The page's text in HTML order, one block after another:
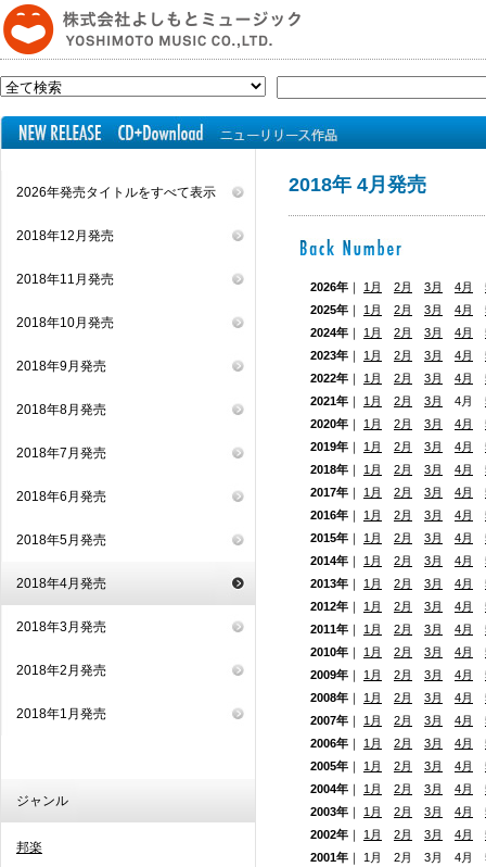
2026年発売タイトルをすべて表示
2018年12月発売
2018年11月発売
2018年10月発売
2018年9月発売
2018年8月発売
2018年7月発売
2018年6月発売
2018年5月発売
2018年4月発売
2018年3月発売
2018年2月発売
2018年1月発売
ジャンル
邦楽
2018年 4月発売
2026年 ｜ 1月 2月 3月 4月
2025年 ｜ 1月 2月 3月 4月
2024年 ｜ 1月 2月 3月 4月
2023年 ｜ 1月 2月 3月 4月
2022年 ｜ 1月 2月 3月 4月
2021年 ｜ 1月 2月 3月 4月
2020年 ｜ 1月 2月 3月 4月
2019年 ｜ 1月 2月 3月 4月
2018年 ｜ 1月 2月 3月 4月
2017年 ｜ 1月 2月 3月 4月
2016年 ｜ 1月 2月 3月 4月
2015年 ｜ 1月 2月 3月 4月
2014年 ｜ 1月 2月 3月 4月
2013年 ｜ 1月 2月 3月 4月
2012年 ｜ 1月 2月 3月 4月
2011年 ｜ 1月 2月 3月 4月
2010年 ｜ 1月 2月 3月 4月
2009年 ｜ 1月 2月 3月 4月
2008年 ｜ 1月 2月 3月 4月
2007年 ｜ 1月 2月 3月 4月
2006年 ｜ 1月 2月 3月 4月
2005年 ｜ 1月 2月 3月 4月
2004年 ｜ 1月 2月 3月 4月
2003年 ｜ 1月 2月 3月 4月
2002年 ｜ 1月 2月 3月 4月
2001年 ｜ 1月 2月 3月 4